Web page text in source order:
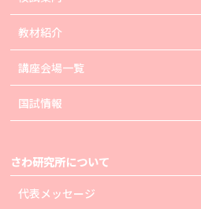
教材紹介
講座会場一覧
国試情報
さわ研究所について
代表メッセージ